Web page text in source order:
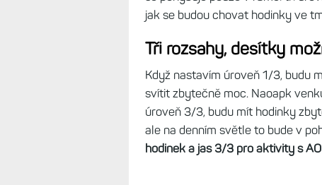
jak se budou chovat hodinky ve
Tři rozsahy, desítky
Když nastavím úroveň 1/3, budu
svítit zbytečně moc. Naoapk
úroveň 3/3, budu mít hodinky
ale na denním světle to bude v
hodinek a jas 3/3 pro aktivity s